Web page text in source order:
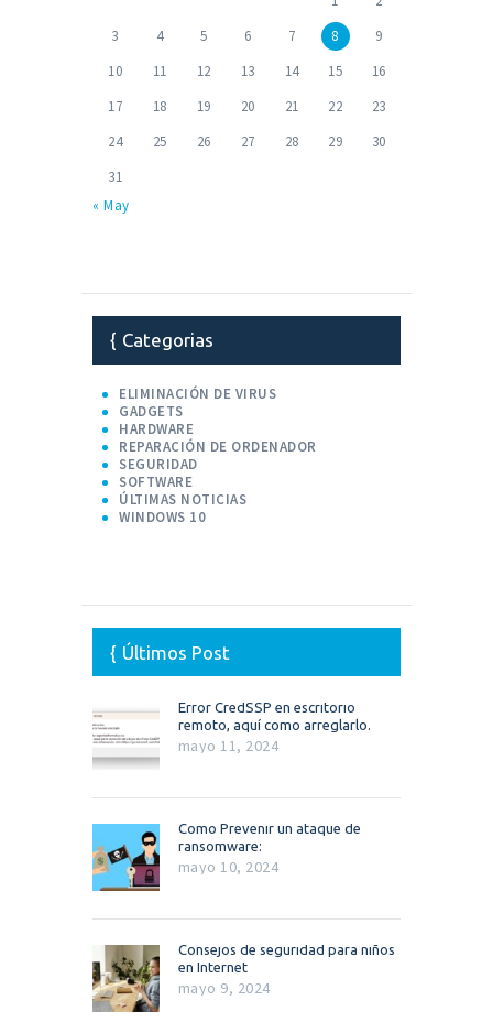
3
4 5 6 7 8
9
10
11 12 13 14 15
16
17
18 19 20 21 22
23
24
25 26 27 28 29
30
31
« May
Categorias
ELIMINACIÓN DE VIRUS
GADGETS
HARDWARE
REPARACIÓN DE ORDENADOR
SEGURIDAD
SOFTWARE
ÚLTIMAS NOTICIAS
WINDOWS 10
Últimos Post
Error CredSSP en escritorio
remoto, aquí como arreglarlo.
mayo 11, 2024
Como Prevenir un ataque de
ransomware:
mayo 10, 2024
Consejos de seguridad para niños
en Internet
mayo 9, 2024